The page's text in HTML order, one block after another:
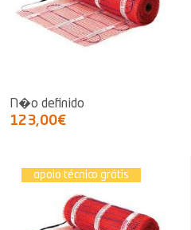
N�o definido
123,00€
apoio técnico grátis